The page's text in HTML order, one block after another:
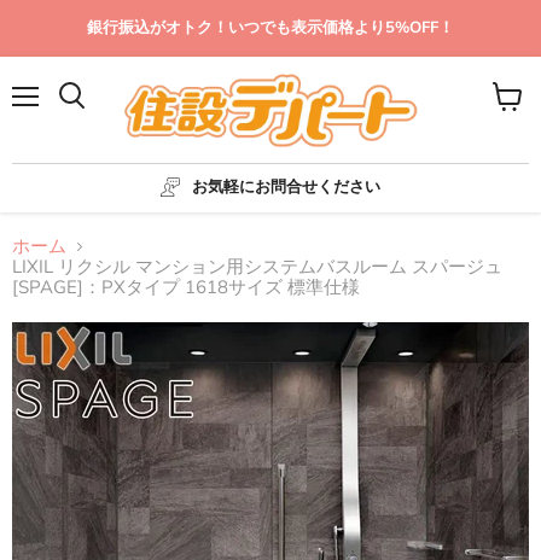
銀行振込がオトク！いつでも表示価格より5%OFF！
お気軽にお問合せください
カ
ト
ホーム
LIXIL リクシル マンション用システムバスルーム スパージュ
[SPAGE]：PXタイプ 1618サイズ 標準仕様